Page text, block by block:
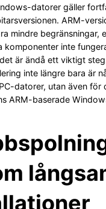
datorer gäller
ARM-
mindre begränsningar,
komponenter inte
är ändå ett viktigt
inte längre bara är
datorer, utan även för
ARM-baserade